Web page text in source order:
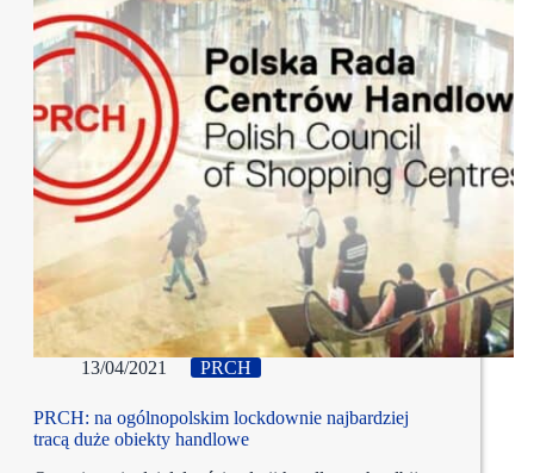
13/04/2021 PRCH
PRCH: na ogólnopolskim lockdownie najbardziej
tracą duże obiekty handlowe